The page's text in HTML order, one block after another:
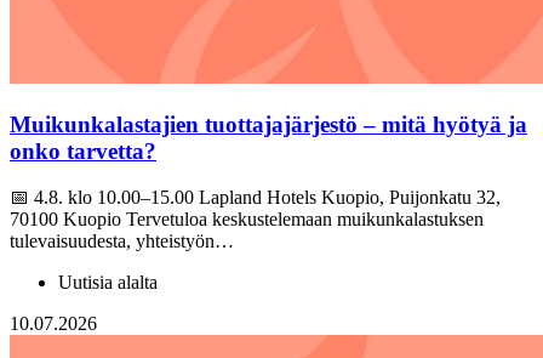
Muikunkalastajien tuottajajärjestö – mitä hyötyä ja
onko tarvetta?
📅 4.8. klo 10.00–15.00 Lapland Hotels Kuopio, Puijonkatu 32,
70100 Kuopio Tervetuloa keskustelemaan muikunkalastuksen
tulevaisuudesta, yhteistyön…
Uutisia alalta
10.07.2026